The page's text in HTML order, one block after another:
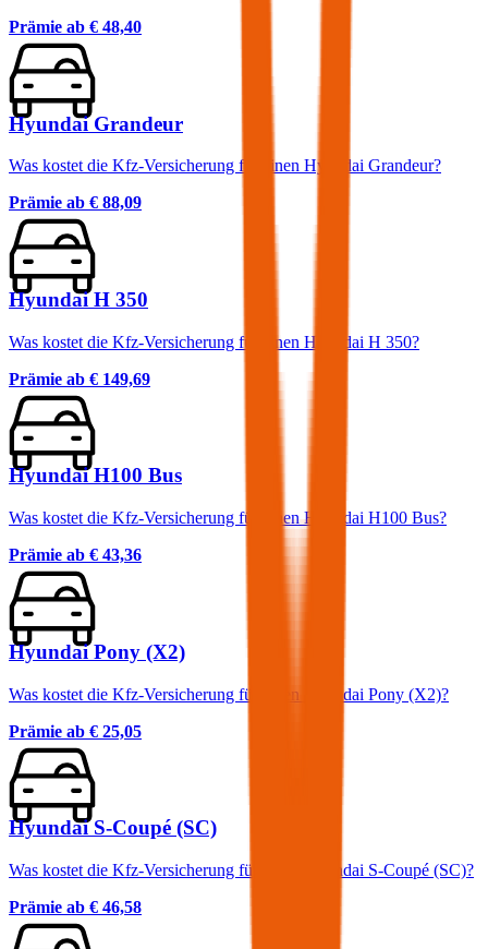
Prämie ab € 48,40
Hyundai Grandeur
Was kostet die Kfz-Versicherung für einen Hyundai Grandeur?
Prämie ab € 88,09
Hyundai H 350
Was kostet die Kfz-Versicherung für einen Hyundai H 350?
Prämie ab € 149,69
Hyundai H100 Bus
Was kostet die Kfz-Versicherung für einen Hyundai H100 Bus?
Prämie ab € 43,36
Hyundai Pony (X2)
Was kostet die Kfz-Versicherung für einen Hyundai Pony (X2)?
Prämie ab € 25,05
Hyundai S-Coupé (SC)
Was kostet die Kfz-Versicherung für einen Hyundai S-Coupé (SC)?
Prämie ab € 46,58